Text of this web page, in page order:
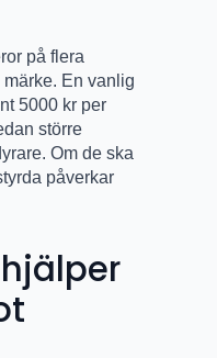
på flera
En vanlig
5000 kr per
större
Om de ska
påverkar